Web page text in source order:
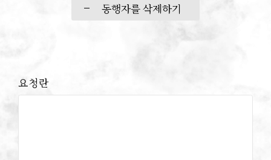
동행자를 삭제하기
요청란